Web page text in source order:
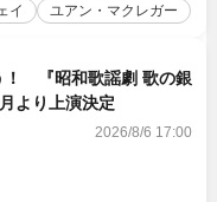
イ ユアン・マクレガー
！ 『昭和歌謡劇 歌の銀
より上演決定
2026/8/6 17:00